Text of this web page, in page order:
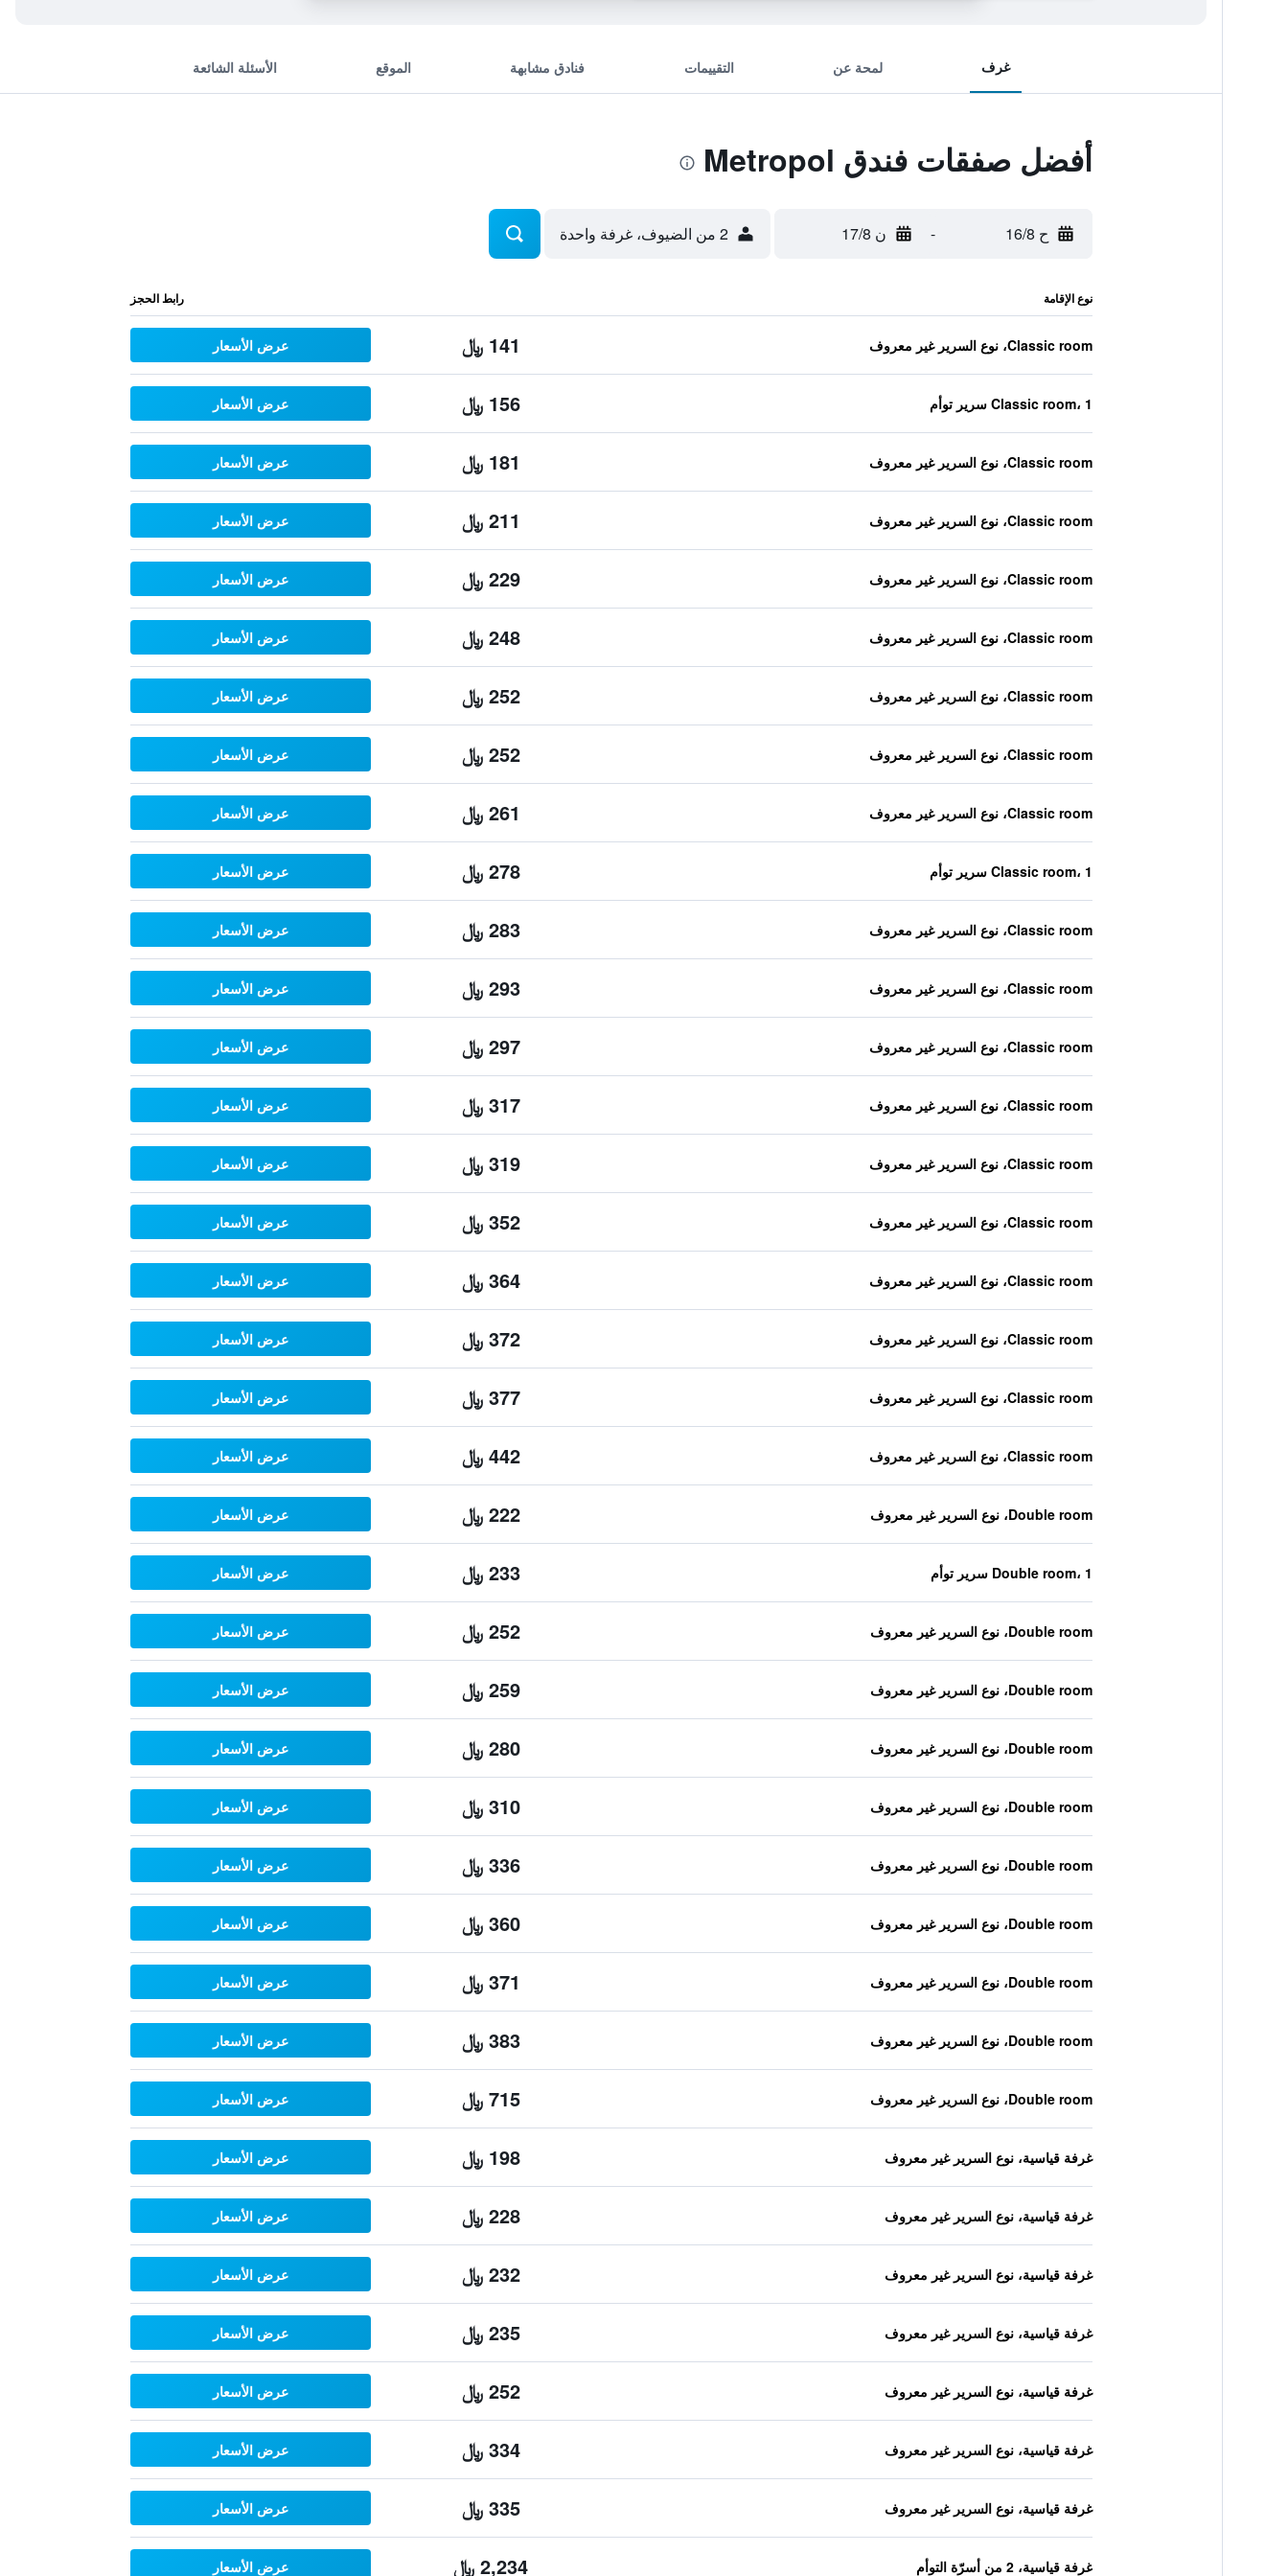
غرف لمحة عن التقييمات فنادق مشابهة الموقع الأسئلة الشائعة
أفضل صفقات فندق Metropol
ح 16/8 - ن 17/8 2 من الضيوف، غرفة واحدة
نوع الإقامة رابط الحجز
Classic room، نوع السرير غير معروف 141 ﷼ عرض الأسعار
Classic room، 1 سرير توأم 156 ﷼ عرض الأسعار
Classic room، نوع السرير غير معروف 181 ﷼ عرض الأسعار
Classic room، نوع السرير غير معروف 211 ﷼ عرض الأسعار
Classic room، نوع السرير غير معروف 229 ﷼ عرض الأسعار
Classic room، نوع السرير غير معروف 248 ﷼ عرض الأسعار
Classic room، نوع السرير غير معروف 252 ﷼ عرض الأسعار
Classic room، نوع السرير غير معروف 252 ﷼ عرض الأسعار
Classic room، نوع السرير غير معروف 261 ﷼ عرض الأسعار
Classic room، 1 سرير توأم 278 ﷼ عرض الأسعار
Classic room، نوع السرير غير معروف 283 ﷼ عرض الأسعار
Classic room، نوع السرير غير معروف 293 ﷼ عرض الأسعار
Classic room، نوع السرير غير معروف 297 ﷼ عرض الأسعار
Classic room، نوع السرير غير معروف 317 ﷼ عرض الأسعار
Classic room، نوع السرير غير معروف 319 ﷼ عرض الأسعار
Classic room، نوع السرير غير معروف 352 ﷼ عرض الأسعار
Classic room، نوع السرير غير معروف 364 ﷼ عرض الأسعار
Classic room، نوع السرير غير معروف 372 ﷼ عرض الأسعار
Classic room، نوع السرير غير معروف 377 ﷼ عرض الأسعار
Classic room، نوع السرير غير معروف 442 ﷼ عرض الأسعار
Double room، نوع السرير غير معروف 222 ﷼ عرض الأسعار
Double room، 1 سرير توأم 233 ﷼ عرض الأسعار
Double room، نوع السرير غير معروف 252 ﷼ عرض الأسعار
Double room، نوع السرير غير معروف 259 ﷼ عرض الأسعار
Double room، نوع السرير غير معروف 280 ﷼ عرض الأسعار
Double room، نوع السرير غير معروف 310 ﷼ عرض الأسعار
Double room، نوع السرير غير معروف 336 ﷼ عرض الأسعار
Double room، نوع السرير غير معروف 360 ﷼ عرض الأسعار
Double room، نوع السرير غير معروف 371 ﷼ عرض الأسعار
Double room، نوع السرير غير معروف 383 ﷼ عرض الأسعار
Double room، نوع السرير غير معروف 715 ﷼ عرض الأسعار
غرفة قياسية، نوع السرير غير معروف 198 ﷼ عرض الأسعار
غرفة قياسية، نوع السرير غير معروف 228 ﷼ عرض الأسعار
غرفة قياسية، نوع السرير غير معروف 232 ﷼ عرض الأسعار
غرفة قياسية، نوع السرير غير معروف 235 ﷼ عرض الأسعار
غرفة قياسية، نوع السرير غير معروف 252 ﷼ عرض الأسعار
غرفة قياسية، نوع السرير غير معروف 334 ﷼ عرض الأسعار
غرفة قياسية، نوع السرير غير معروف 335 ﷼ عرض الأسعار
غرفة قياسية، 2 من أسرّة التوأم 2,234 ﷼ عرض الأسعار